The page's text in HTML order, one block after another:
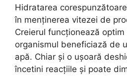
Hidratarea
în menținerea vitezei de
Creierul funcționează
organismul beneficiază de
apă. Chiar și o ușoară
încetini reacțiile și poate